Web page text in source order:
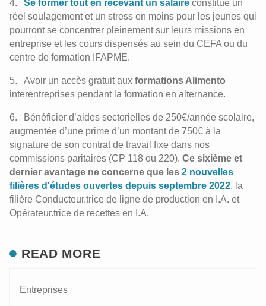
Se former tout en recevant un salaire constitue un
réel soulagement et un stress en moins pour les jeunes qui
pourront se concentrer pleinement sur leurs missions en
entreprise et les cours dispensés au sein du CEFA ou du
centre de formation IFAPME.
Avoir un accès gratuit aux formations Alimento
interentreprises pendant la formation en alternance.
Bénéficier d’aides sectorielles de 250€/année scolaire,
augmentée d’une prime d’un montant de 750€ à la
signature de son contrat de travail fixe dans nos
commissions paritaires (CP 118 ou 220). Ce sixième et
dernier avantage ne concerne que les 2 nouvelles
filières d'études ouvertes depuis septembre 2022, la
filière Conducteur.trice de ligne de production en I.A. et
Opérateur.trice de recettes en I.A.
READ MORE
Entreprises